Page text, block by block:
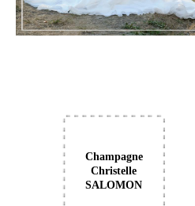
Champagne
Christelle
SALOMON